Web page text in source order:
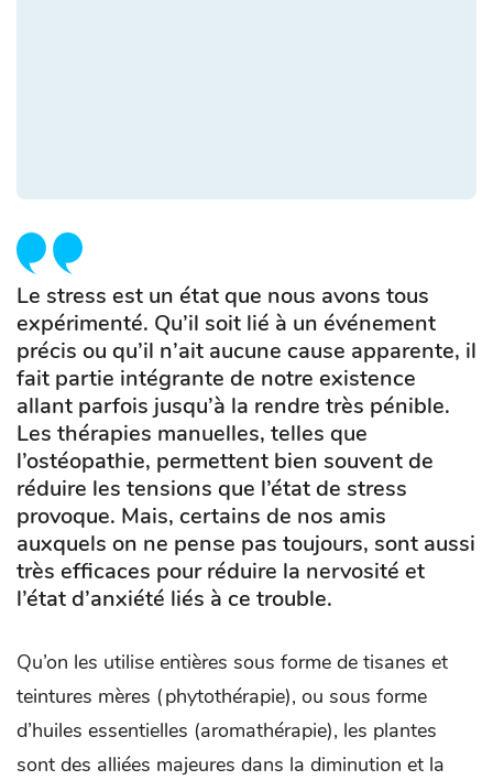
Le stress est un état que nous avons tous
expérimenté. Qu’il soit lié à un événement
précis ou qu’il n’ait aucune cause apparente, il
fait partie intégrante de notre existence
allant parfois jusqu’à la rendre très pénible.
Les thérapies manuelles, telles que
l’ostéopathie, permettent bien souvent de
réduire les tensions que l’état de stress
provoque. Mais, certains de nos amis
auxquels on ne pense pas toujours, sont aussi
très efficaces pour réduire la nervosité et
l’état d’anxiété liés à ce trouble.
Qu’on les utilise entières sous forme de tisanes et
teintures mères (phytothérapie), ou sous forme
d’huiles essentielles (aromathérapie), les plantes
sont des alliées majeures dans la diminution et la